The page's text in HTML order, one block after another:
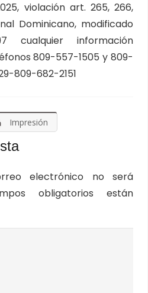
violación art. 265, 266,
Dominicano, modificado
información
809-557-1505 y 809-
809-682-2151
Impresión
electrónico no será
obligatorios están